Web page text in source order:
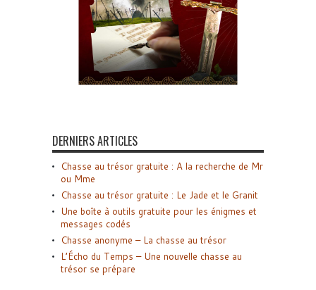
DERNIERS ARTICLES
Chasse au trésor gratuite : A la recherche de Mr
ou Mme
Chasse au trésor gratuite : Le Jade et le Granit
Une boîte à outils gratuite pour les énigmes et
messages codés
Chasse anonyme – La chasse au trésor
L’Écho du Temps – Une nouvelle chasse au
trésor se prépare